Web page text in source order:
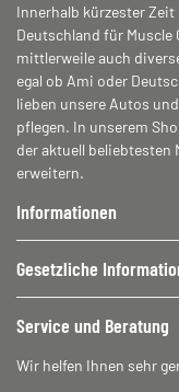
Innerhalb kürzester
Deutschland für
mittlerweile auch
egal ob Ami oder
lieben unsere Autos
pflegen. In unserem
der aktuell beliebtesten
erweitern.
Informationen
Gesetzliche
Service und Beratung
Wir helfen Ihnen sehr